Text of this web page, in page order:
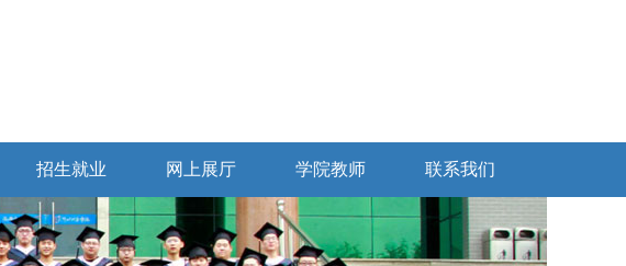
招生就业 网上展厅 学院教师 联系我们